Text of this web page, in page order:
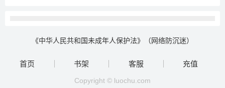
《中华人民共和国未成年人保护法》（网络防沉迷）
首页 书架 客服 充值
Copyright © luochu.com